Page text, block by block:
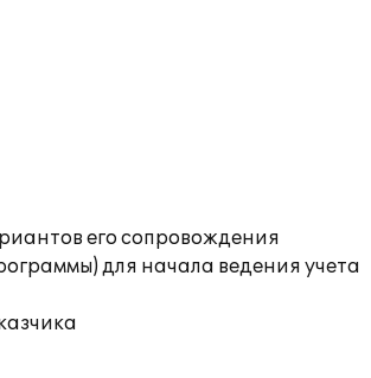
его сопровождения
для начала ведения учета